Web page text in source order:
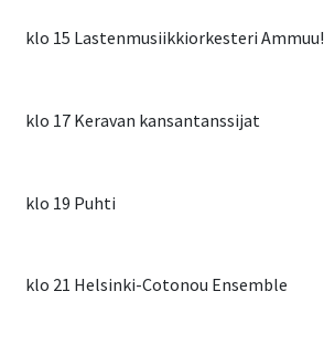
klo 15 Lastenmusiikkiorkesteri Ammuu!
klo 17 Keravan kansantanssijat
klo 19 Puhti
klo 21 Helsinki-Cotonou Ensemble